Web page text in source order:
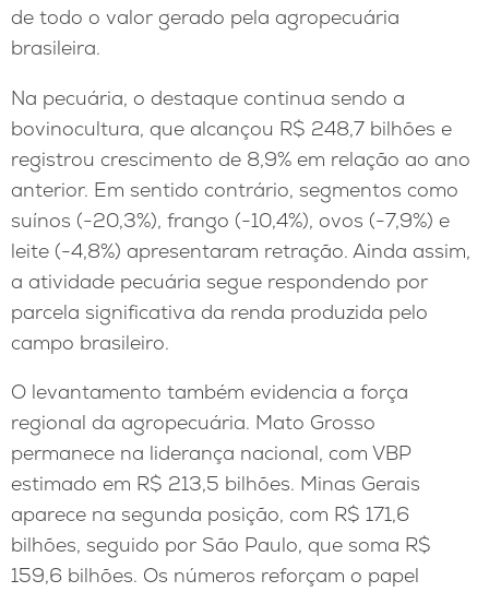
de todo o valor gerado pela agropecuária
brasileira.
Na pecuária, o destaque continua sendo a
bovinocultura, que alcançou R$ 248,7 bilhões e
registrou crescimento de 8,9% em relação ao ano
anterior. Em sentido contrário, segmentos como
suínos (-20,3%), frango (-10,4%), ovos (-7,9%) e
leite (-4,8%) apresentaram retração. Ainda assim,
a atividade pecuária segue respondendo por
parcela significativa da renda produzida pelo
campo brasileiro.
O levantamento também evidencia a força
regional da agropecuária. Mato Grosso
permanece na liderança nacional, com VBP
estimado em R$ 213,5 bilhões. Minas Gerais
aparece na segunda posição, com R$ 171,6
bilhões, seguido por São Paulo, que soma R$
159,6 bilhões. Os números reforçam o papel